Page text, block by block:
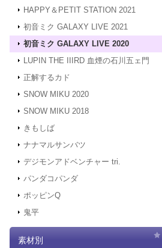
HAPPY＆PETIT STATION 2021
初音ミク GALAXY LIVE 2021
初音ミク GALAXY LIVE 2020
LUPIN THE IIIRD 血煙の石川五ェ門
正解するカド
SNOW MIKU 2020
SNOW MIKU 2018
きもしば
ナナマルサンバツ
デジモンアドベンチャー tri.
パンダコパンダ
ポッピンQ
鬼平
素材別